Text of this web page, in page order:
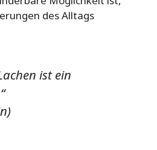
des Alltags
ist ein